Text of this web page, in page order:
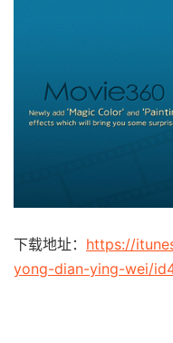
下载地址： https://
yong-dian-ying-wei/